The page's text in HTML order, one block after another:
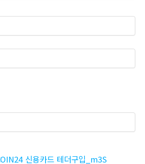
신용카드 테더구입_m3S